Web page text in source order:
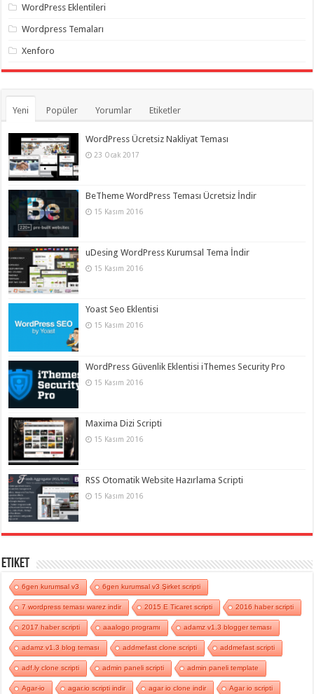
WordPress Eklentileri
Wordpress Temaları
Xenforo
Yeni Popüler Yorumlar Etiketler
WordPress Ücretsiz Nakliyat Teması
23 Ocak 2017
BeTheme WordPress Teması Ücretsiz İndir
15 Kasım 2016
uDesing WordPress Kurumsal Tema İndir
15 Kasım 2016
Yoast Seo Eklentisi
15 Kasım 2016
WordPress Güvenlik Eklentisi iThemes Security Pro
15 Kasım 2016
Maxima Dizi Scripti
15 Kasım 2016
RSS Otomatik Website Hazırlama Scripti
15 Kasım 2016
Etiket
6gen kurumsal v3 6gen kurumsal v3 Şirket scripti
7 wordpress teması warez indir 2015 E Ticaret scripti 2016 haber scripti
2017 haber scripti aaalogo programı adamz v1.3 blogger teması
adamz v1.3 blog teması addmefast clone scripti addmefast scripti
adf.ly clone scripti admin paneli scripti admin paneli template
Agar-io agar.io scripti indir agar io clone indir Agar io scripti